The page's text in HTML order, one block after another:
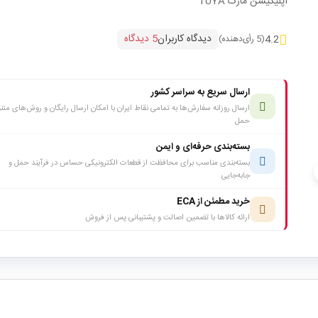
4.2(5 رأی‌دهنده) دیدگاه کاربران5 دیدگاه
ارسال سریع به سراسر کشور
ارسال روزانه سفارش‌ها به تمامی نقاط ایران با امکان ارسال رایگان و روش‌های
حمل
بسته‌بندی حرفه‌ای و ایمن
بسته‌بندی مناسب برای محافظت از قطعات الکترونیکی حساس در فرآیند حمل و
جابه‌جایی
خرید مطمئن از ECA
ارائه کالاها با تضمین اصالت و پشتیبانی پس از فروش